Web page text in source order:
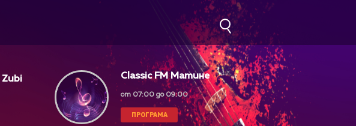
Zubi
Classic FM Матине
от 07:00 до 09:00
ПРОГРАМА